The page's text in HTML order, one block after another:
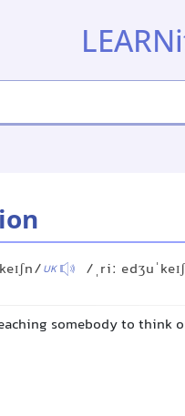
UK /ˌriː
somebody to think